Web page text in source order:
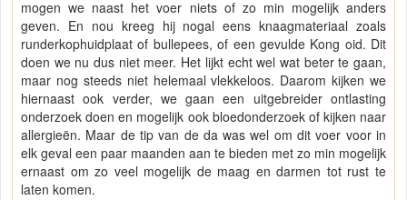
mogen we naast het voer niets of zo min mogelijk anders
geven. En nou kreeg hij nogal eens knaagmateriaal zoals
runderkophuidplaat of bullepees, of een gevulde Kong oid. Dit
doen we nu dus niet meer. Het lijkt echt wel wat beter te gaan,
maar nog steeds niet helemaal vlekkeloos. Daarom kijken we
hiernaast ook verder, we gaan een uitgebreider ontlasting
onderzoek doen en mogelijk ook bloedonderzoek of kijken naar
allergieën. Maar de tip van de da was wel om dit voer voor in
elk geval een paar maanden aan te bieden met zo min mogelijk
ernaast om zo veel mogelijk de maag en darmen tot rust te
laten komen.